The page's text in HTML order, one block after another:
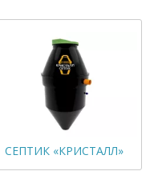
СЕПТИК «КРИСТАЛЛ»